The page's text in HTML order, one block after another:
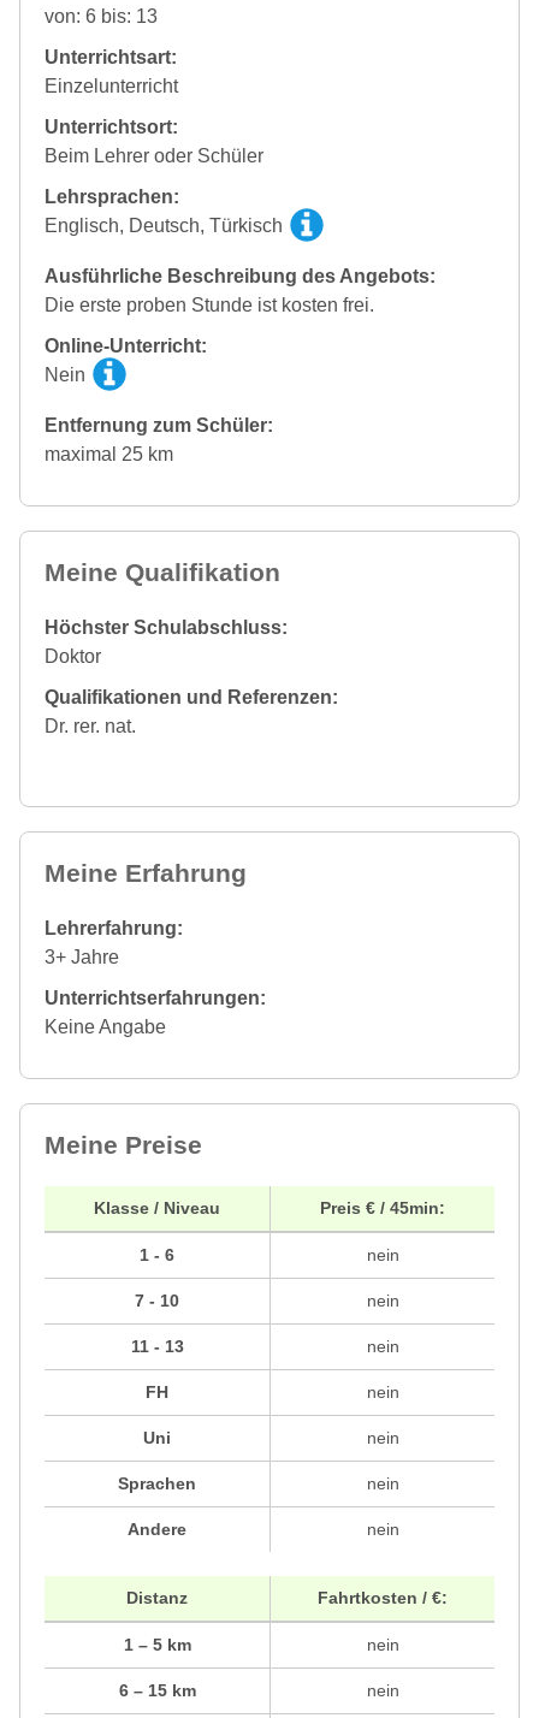
von: 6 bis: 13
Unterrichtsart:
Einzelunterricht
Unterrichtsort:
Beim Lehrer oder Schüler
Lehrsprachen:
Englisch, Deutsch, Türkisch
Ausführliche Beschreibung des Angebots:
Die erste proben Stunde ist kosten frei.
Online-Unterricht:
Nein
Entfernung zum Schüler:
maximal 25 km
Meine Qualifikation
Höchster Schulabschluss:
Doktor
Qualifikationen und Referenzen:
Dr. rer. nat.
Meine Erfahrung
Lehrerfahrung:
3+ Jahre
Unterrichtserfahrungen:
Keine Angabe
Meine Preise
Klasse / Niveau
1 - 6
7 - 10
11 - 13
FH
Uni
Sprachen
Andere
Preis € / 45min:
nein
nein
nein
nein
nein
nein
nein
Distanz
1 – 5 km
6 – 15 km
Fahrtkosten / €:
nein
nein